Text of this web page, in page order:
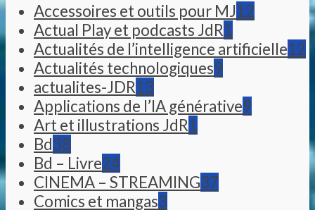
Accessoires et outils pour MJ12
Actual Play et podcasts JdR1
Actualités de l’intelligence artificielle12
Actualités technologiques9
actualites-JDR13
Applications de l’IA générative9
Art et illustrations JdR1
Bd38
Bd – Livre24
CINEMA – STREAMING37
Comics et mangas3